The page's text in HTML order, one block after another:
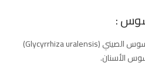
يمكن لمقتطفات من نبات عرق السوس الصيني (Glycyrrhiza uralensis)
الأسنان.